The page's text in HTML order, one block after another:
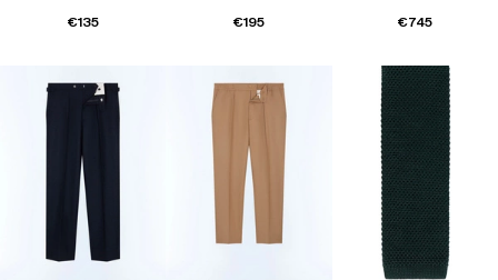
€135 €195 €745